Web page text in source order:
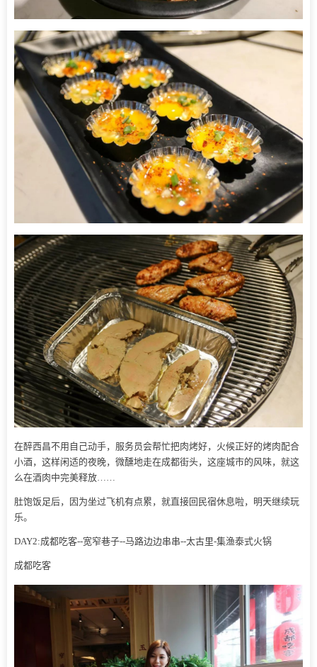
在醉西昌不用自己动手，服务员会帮忙把肉烤好，火候正好的烤肉配合
小酒，这样闲适的夜晚，微醺地走在成都街头，这座城市的风味，就这
么在酒肉中完美释放……
肚饱饭足后，因为坐过飞机有点累，就直接回民宿休息啦，明天继续玩
乐。
DAY2:成都吃客--宽窄巷子--马路边边串串--太古里-集渔泰式火锅
成都吃客